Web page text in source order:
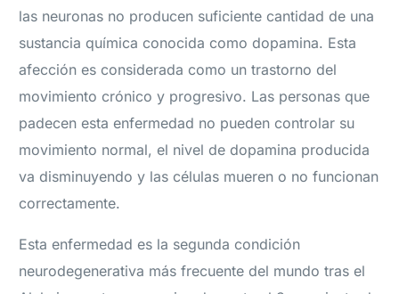
las neuronas no producen suficiente cantidad de una
sustancia química conocida como dopamina. Esta
afección es considerada como un trastorno del
movimiento crónico y progresivo. Las personas que
padecen esta enfermedad no pueden controlar su
movimiento normal, el nivel de dopamina producida
va disminuyendo y las células mueren o no funcionan
correctamente.
Esta enfermedad es la segunda condición
neurodegenerativa más frecuente del mundo tras el